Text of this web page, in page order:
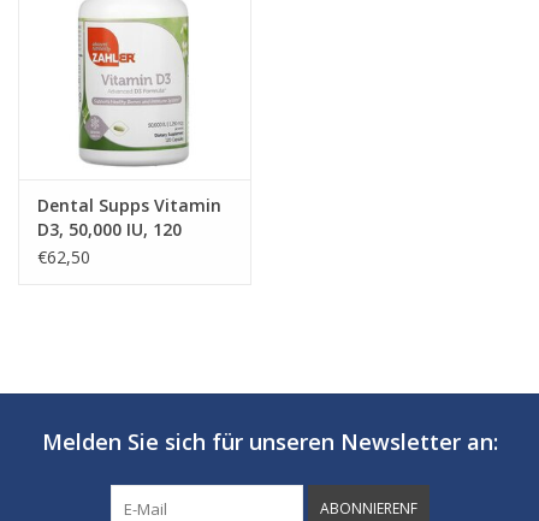
Dental Supps Vitamin
D3, 50,000 IU, 120
Vegetable Capsules
€62,50
Melden Sie sich für unseren Newsletter an:
ABONNIERENF